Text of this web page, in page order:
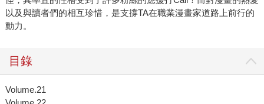
以及與讀者們的相互珍惜，是支撐TA在職業漫畫家道路上前行的
動力。
目錄
Volume.21